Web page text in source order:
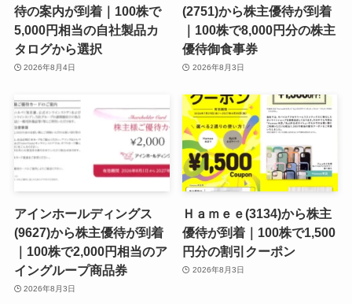
待の案内が到着｜100株で
5,000円相当の自社製品カ
タログから選択
2026年8月4日
(2751)から株主優待が到着
｜100株で8,000円分の株主
優待御食事券
2026年8月3日
アインホールディングス
(9627)から株主優待が到着
｜100株で2,000円相当のア
イングループ商品券
2026年8月3日
Ｈａｍｅｅ(3134)から株主
優待が到着｜100株で1,500
円分の割引クーポン
2026年8月3日